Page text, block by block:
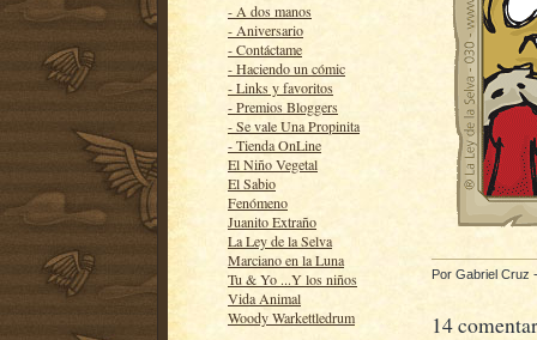
- A dos manos
- Aniversario
- Contáctame
- Haciendo un cómic
- Links y favoritos
- Premios Bloggers
- Se vale Una Propinita
- Tienda OnLine
El Niño Vegetal
El Sabio
Fenómeno
Juanito Extraño
La Ley de la Selva
Marciano en la Luna
Tu & Yo ...Y los niños
Vida Animal
Woody Warkettledrum
Por Gabriel Cruz
14